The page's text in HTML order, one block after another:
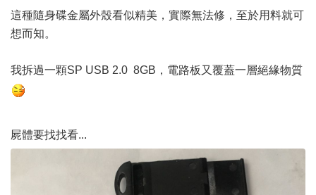
這種隨身碟金屬外殼看似精美，實際無法修，至於用料就可
想而知。
我拆過一顆SP USB 2.0 8GB，電路板又覆蓋一層絕緣物質
屍體要找找看...